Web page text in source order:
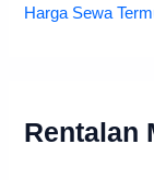
Harga Sewa
Rentalan